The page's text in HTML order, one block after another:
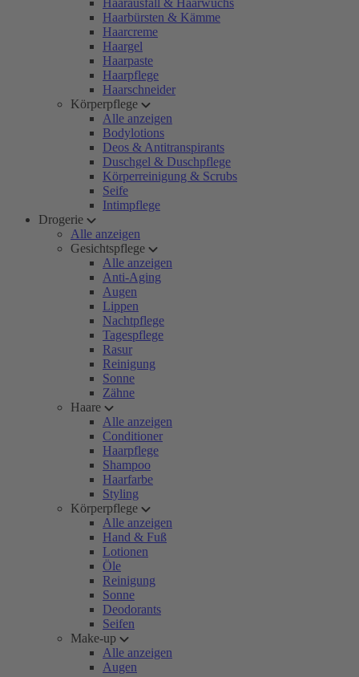
Haarausfall & Haarwuchs
Haarbürsten & Kämme
Haarcreme
Haargel
Haarpaste
Haarpflege
Haarschneider
Körperpflege
Alle anzeigen
Bodylotions
Deos & Antitranspirants
Duschgel & Duschpflege
Körperreinigung & Scrubs
Seife
Intimpflege
Drogerie
Alle anzeigen
Gesichtspflege
Alle anzeigen
Anti-Aging
Augen
Lippen
Nachtpflege
Tagespflege
Rasur
Reinigung
Sonne
Zähne
Haare
Alle anzeigen
Conditioner
Haarpflege
Shampoo
Haarfarbe
Styling
Körperpflege
Alle anzeigen
Hand & Fuß
Lotionen
Öle
Reinigung
Sonne
Deodorants
Seifen
Make-up
Alle anzeigen
Augen